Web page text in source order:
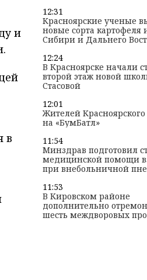
и
в
12:31
Красноярские ученые
новые сорта картофеля
Сибири и Дальнего
12:24
В Красноярске начали
второй этаж новой
Стасовой
12:01
Жителей Красноярского
на «БумБатл»
11:54
Минздрав подготовил
медицинской помощи
при внебольничной
11:53
В Кировском районе
дополнительно
шесть междворовых